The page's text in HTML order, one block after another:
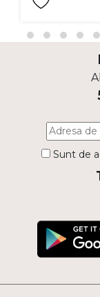
Sunt de